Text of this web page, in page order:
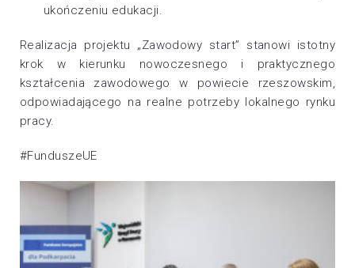
ukończeniu edukacji.
Realizacja projektu „Zawodowy start” stanowi istotny
krok w kierunku nowoczesnego i praktycznego
kształcenia zawodowego w powiecie rzeszowskim,
odpowiadającego na realne potrzeby lokalnego rynku
pracy.
#FunduszeUE